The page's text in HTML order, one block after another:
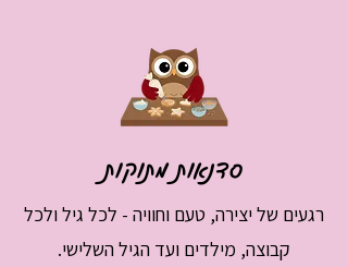
סדנאות מתוקות
רגעים של יצירה, טעם וחוויה - לכל גיל ולכל
קבוצה, מילדים ועד הגיל השלישי.